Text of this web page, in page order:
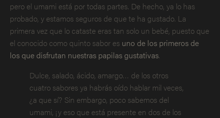
pero el umami está por todas partes. De hecho, ya lo has
probado, y estamos seguros de que te ha gustado. La
primera vez que lo cataste eras tan solo un bebé, puesto que
el conocido como quinto sabor es uno de los primeros de
los que disfrutan nuestras papilas gustativas.
Dulce, salado, ácido, amargo… de los otros
cuatro sabores ya habrás oído hablar mil veces,
¿a que sí? Sin embargo, poco sabemos del
umami, ¡y eso que está presente en dos de los